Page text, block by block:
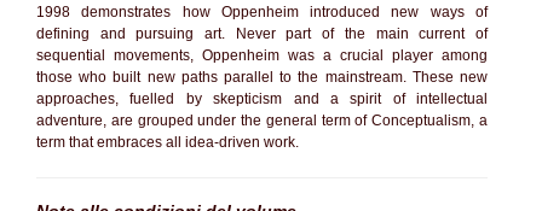
1998 demonstrates how Oppenheim introduced new ways of
defining and pursuing art. Never part of the main current of
sequential movements, Oppenheim was a crucial player among
those who built new paths parallel to the mainstream. These new
approaches, fuelled by skepticism and a spirit of intellectual
adventure, are grouped under the general term of Conceptualism, a
term that embraces all idea-driven work.